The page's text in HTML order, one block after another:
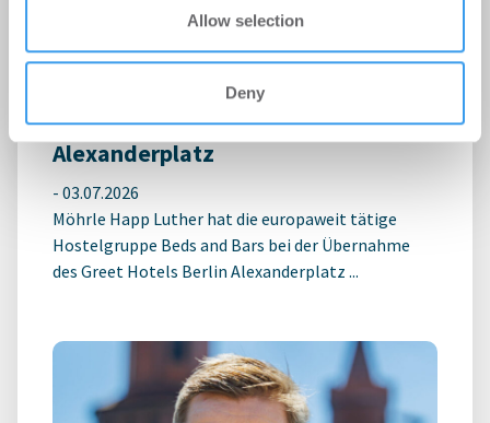
Allow selection
Deny
MÖHRLE HAPP LUTHER berät Beds
and Bars bei Hotelübernahme am
Alexanderplatz
- 03.07.2026
Möhrle Happ Luther hat die europaweit tätige
Hostelgruppe Beds and Bars bei der Übernahme
des Greet Hotels Berlin Alexanderplatz ...